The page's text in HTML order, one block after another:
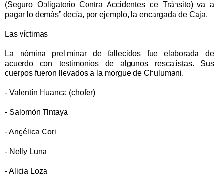
(Seguro Obligatorio Contra Accidentes de Tránsito) va a
pagar lo demás” decía, por ejemplo, la encargada de Caja.
Las víctimas
La nómina preliminar de fallecidos fue elaborada de
acuerdo con testimonios de algunos rescatistas. Sus
cuerpos fueron llevados a la morgue de Chulumani.
- Valentín Huanca (chofer)
- Salomón Tintaya
- Angélica Cori
- Nelly Luna
- Alicia Loza